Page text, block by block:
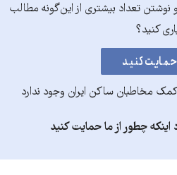
نوشتن تعداد بیشتری از این‌گونه مطالب
کنید؟
مخاطبان ساکن ایران وجود ندارد
چطور از ما حمایت کنید